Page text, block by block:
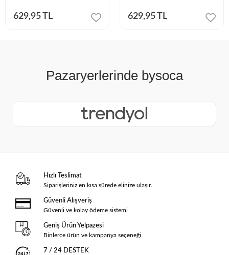
629,95 TL 629,95 TL
Hızlı Teslimat
Siparişleriniz en kısa sürede elinize ulaşır.
Güvenli Alışveriş
Güvenli ve kolay ödeme sistemi
Geniş Ürün Yelpazesi
Binlerce ürün ve kampanya seçeneği
7 / 24 DESTEK